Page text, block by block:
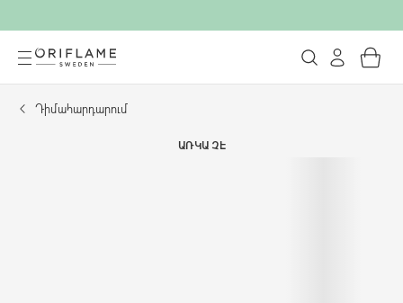
Դիմահարդարում
ԱՌԿԱ ՉԷ